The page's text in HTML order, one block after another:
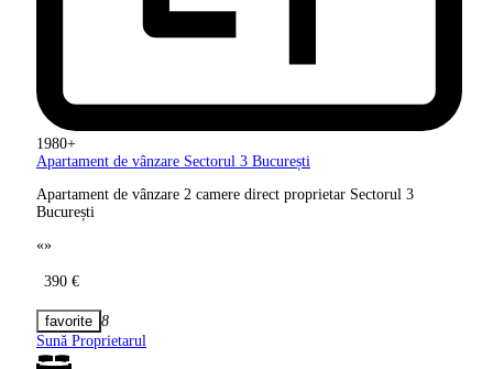
1980+
Apartament de vânzare Sectorul 3 București
Apartament de vânzare 2 camere direct proprietar Sectorul 3
București
«»
390 €
8
Sună Proprietarul